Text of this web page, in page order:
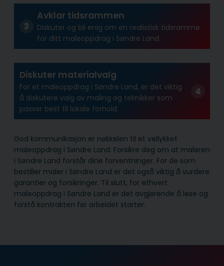
Avklar tidsrammen
Diskuter og bli enig om en realistisk tidsramme
for ditt maleoppdrag i Søndre Land.
Diskuter materialvalg
For et maleoppdrag i Søndre Land, er det viktig
å diskutere valg av maling og teknikker som
passer best til lokale forhold.
God kommunikasjon er nøkkelen til et vellykket
maleoppdrag i Søndre Land. Forsikre deg om at maleren
i Søndre Land forstår dine forventninger. For de som
bestiller maler i Søndre Land er det også viktig å vurdere
garantier og forsikringer. Til slutt, for ethvert
maleoppdrag i Søndre Land er det avgjørende å lese og
forstå kontrakten før arbeidet starter.